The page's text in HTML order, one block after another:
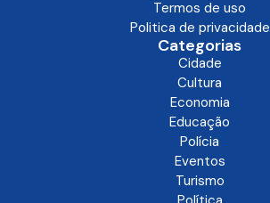
Termos de uso
Politica de privacidade
Categorias
Cidade
Cultura
Economia
Educação
Polícia
Eventos
Turismo